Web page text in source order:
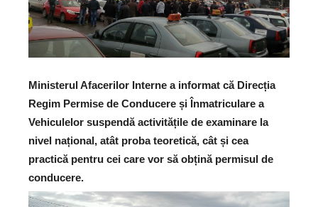
Ministerul Afacerilor Interne a informat că Direcția
Regim Permise de Conducere și Înmatriculare a
Vehiculelor suspendă activitățile de examinare la
nivel național, atât proba teoretică, cât și cea
practică pentru cei care vor să obțină permisul de
conducere.